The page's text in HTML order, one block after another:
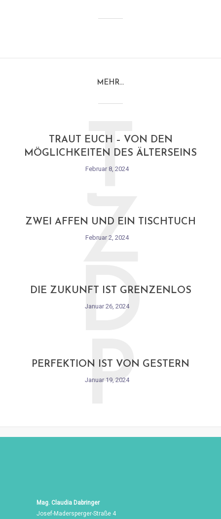
MEHR…
TRAUT EUCH – VON DEN
MÖGLICHKEITEN DES ÄLTERSEINS
Februar 8, 2024
T
ZWEI AFFEN UND EIN TISCHTUCH
Februar 2, 2024
Z
DIE ZUKUNFT IST GRENZENLOS
Januar 26, 2024
D
PERFEKTION IST VON GESTERN
Januar 19, 2024
P
Mag. Claudia Dabringer
Josef-Madersperger-Straße 4